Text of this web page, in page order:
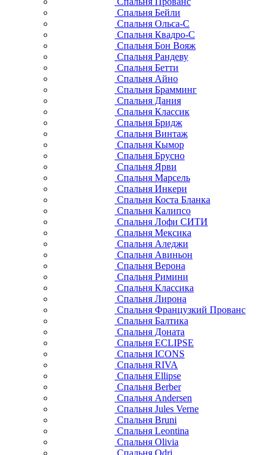
Спальня Бейли
Спальня Ольса-С
Спальня Квадро-С
Спальня Бон Вояж
Спальня Рандеву
Спальня Бетти
Спальня Айно
Спальня Брамминг
Спальня Дания
Спальня Классик
Спальня Бридж
Спальня Винтаж
Спальня Кымор
Спальня Брусно
Спальня Ярви
Спальня Марсель
Спальня Инкери
Спальня Коста Бланка
Спальня Калипсо
Спальня Лофи СИТИ
Спальня Мексика
Спальня Аледжи
Спальня Авиньон
Спальня Верона
Спальня Римини
Спальня Классика
Спальня Лирона
Спальня Французкий Прованс
Спальня Балтика
Спальня Доната
Спальня ECLIPSE
Спальня ICONS
Спальня RIVA
Спальня Ellipse
Спальня Berber
Спальня Andersen
Спальня Jules Verne
Спальня Bruni
Спальня Leontina
Спальня Olivia
Спальня Odri